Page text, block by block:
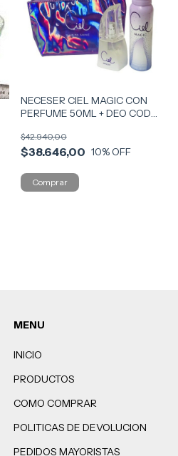
NECESER CIEL MAGIC CON
PERFUME 50ML + DEO COD
$38.646,00
$42.940,00
10% OFF
MENU
INICIO
PRODUCTOS
COMO COMPRAR
POLITICAS DE DEVOLUCION
PEDIDOS MAYORISTAS